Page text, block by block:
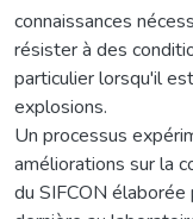
connaissances
résister à des
particulier lorsqu'il
explosions.
Un processus
améliorations sur la
du SIFCON élaborée